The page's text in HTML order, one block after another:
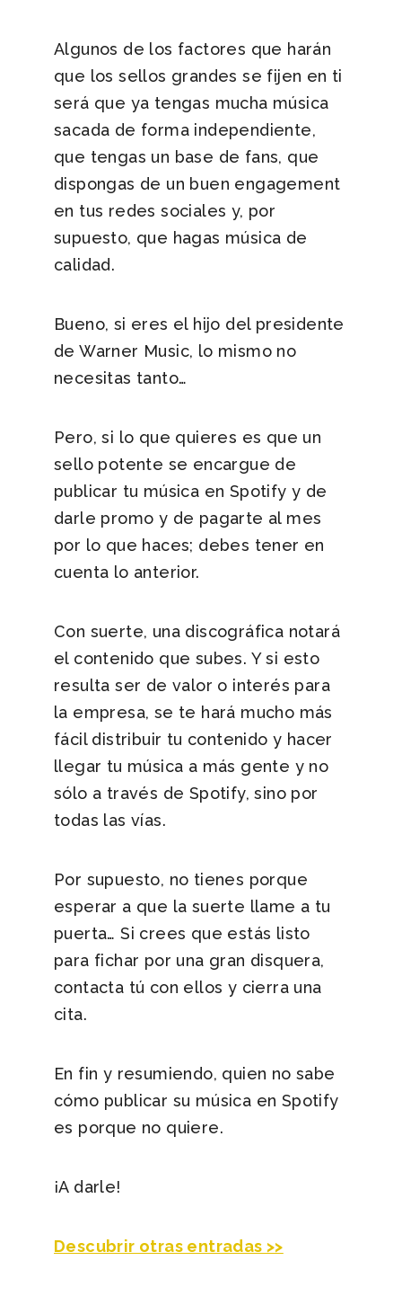
Algunos de los factores que harán
que los sellos grandes se fijen en ti
será que ya tengas mucha música
sacada de forma independiente,
que tengas un base de fans, que
dispongas de un buen engagement
en tus redes sociales y, por
supuesto, que hagas música de
calidad.
Bueno, si eres el hijo del presidente
de Warner Music, lo mismo no
necesitas tanto…
Pero, si lo que quieres es que un
sello potente se encargue de
publicar tu música en Spotify y de
darle promo y de pagarte al mes
por lo que haces; debes tener en
cuenta lo anterior.
Con suerte, una discográfica notará
el contenido que subes. Y si esto
resulta ser de valor o interés para
la empresa, se te hará mucho más
fácil distribuir tu contenido y hacer
llegar tu música a más gente y no
sólo a través de Spotify, sino por
todas las vías.
Por supuesto, no tienes porque
esperar a que la suerte llame a tu
puerta… Si crees que estás listo
para fichar por una gran disquera,
contacta tú con ellos y cierra una
cita.
En fin y resumiendo, quien no sabe
cómo publicar su música en Spotify
es porque no quiere.
¡A darle!
Descubrir otras entradas >>